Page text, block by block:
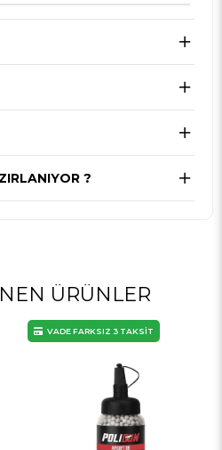
?
ÜRÜNLER
VADE FARKSIZ 3 TAKSİT